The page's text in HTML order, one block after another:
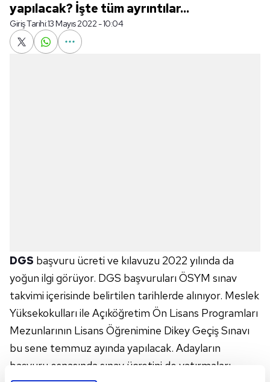
yapılacak? İşte tüm ayrıntılar...
Giriş Tarihi:13 Mayıs 2022 - 10:04
DGS başvuru ücreti ve kılavuzu 2022 yılında da
yoğun ilgi görüyor. DGS başvuruları ÖSYM sınav
takvimi içerisinde belirtilen tarihlerde alınıyor. Meslek
Yüksekokulları ile Açıköğretim Ön Lisans Programları
Mezunlarının Lisans Öğrenimine Dikey Geçiş Sınavı
bu sene temmuz ayında yapılacak. Adayların
başvuru esnasında sınav ücretini de yatırmaları